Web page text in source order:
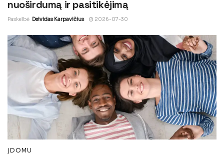
nuoširdumą ir pasitikėjimą
Paskelbė Deividas Karpavičius 2026-07-30
ĮDOMU